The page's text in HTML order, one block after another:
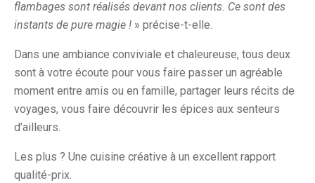
flambages sont réalisés devant nos clients. Ce sont des
instants de pure magie ! » précise-t-elle.
Dans une ambiance conviviale et chaleureuse, tous deux
sont à votre écoute pour vous faire passer un agréable
moment entre amis ou en famille, partager leurs récits de
voyages, vous faire découvrir les épices aux senteurs
d’ailleurs.
Les plus ? Une cuisine créative à un excellent rapport
qualité-prix.